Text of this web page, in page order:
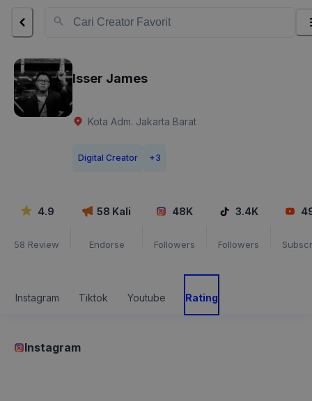
Isser James
Kota Adm. Jakarta Barat
Digital Creator +3
4.9
58 Review
58 Kali
Endorse
48K
Followers
3.4K
Followers
Instagram Tiktok Youtube Rating
Instagram